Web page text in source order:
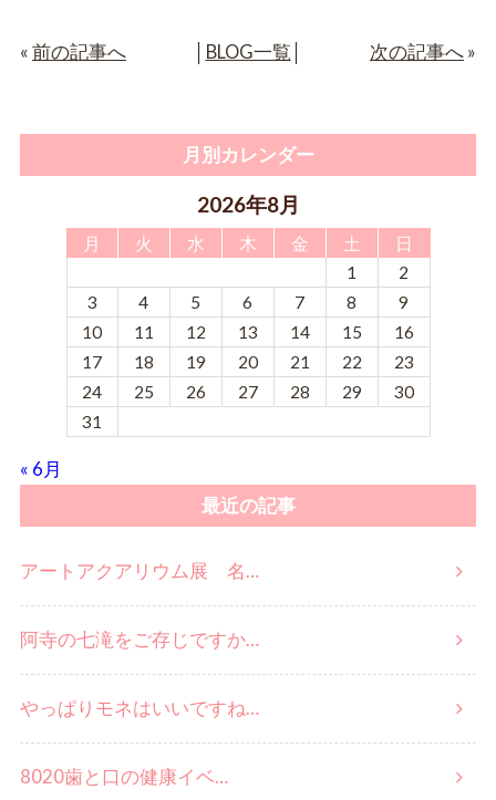
« 前の記事へ BLOG一覧 次の記事へ »
月別カレンダー
2026年8月
月 火 水 木 金 土
日
1
2
3
4 5 6 7 8
9
10
11 12 13 14 15
16
17
18 19 20 21 22
23
24
25 26 27 28 29
30
31
« 6月
最近の記事
アートアクアリウム展 名…
阿寺の七滝をご存じですか…
やっぱりモネはいいですね…
8020歯と口の健康イベ…